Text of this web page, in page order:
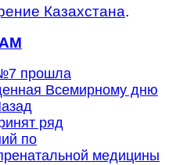
Казахстана.
прошла
Всемирному дню
ряд
по
медицины